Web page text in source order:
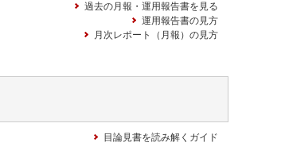
過去の月報・運用報告書を見る
運用報告書の見方
月次レポート（月報）の見方
目論見書を読み解くガイド